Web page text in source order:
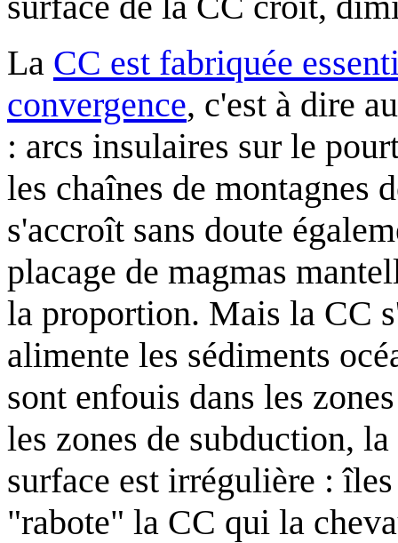
La CC est fabriquée
convergence, c'est à dire
: arcs insulaires sur le
les chaînes de montagnes
s'accroît sans doute
placage de magmas
la proportion. Mais la CC
alimente les sédiments
sont enfouis dans les
les zones de subduction,
surface est irrégulière :
"rabote" la CC qui la